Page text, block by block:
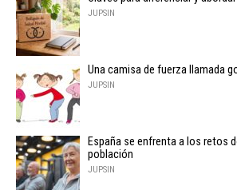
JUPSIN
Una camisa de fuerza llamada
JUPSIN
España se enfrenta a los retos
población
JUPSIN